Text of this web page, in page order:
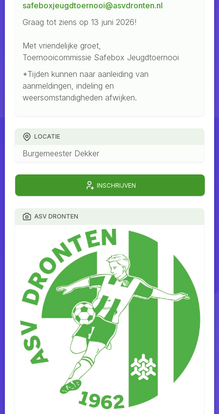
safeboxjeugdtoernooi@asvdronten.nl
Graag tot ziens op 13 juni 2026!
Met vriendelijke groet,
Toernooicommissie Safebox Jeugdtoernooi
*Tijden kunnen naar aanleiding van
aanmeldingen, indeling en
weersomstandigheden afwijken.
LOCATIE
Burgemeester Dekker
INSCHRIJVEN
ASV DRONTEN